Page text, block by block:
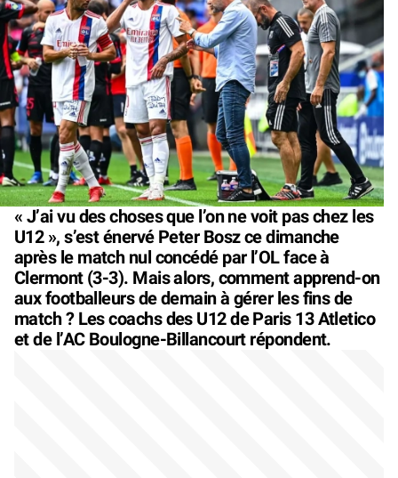
« J’ai vu des choses que l’on ne voit pas chez les
U12 », s’est énervé Peter Bosz ce dimanche
après le match nul concédé par l’OL face à
Clermont (3-3). Mais alors, comment apprend-on
aux footballeurs de demain à gérer les fins de
match ? Les coachs des U12 de Paris 13 Atletico
et de l’AC Boulogne-Billancourt répondent.